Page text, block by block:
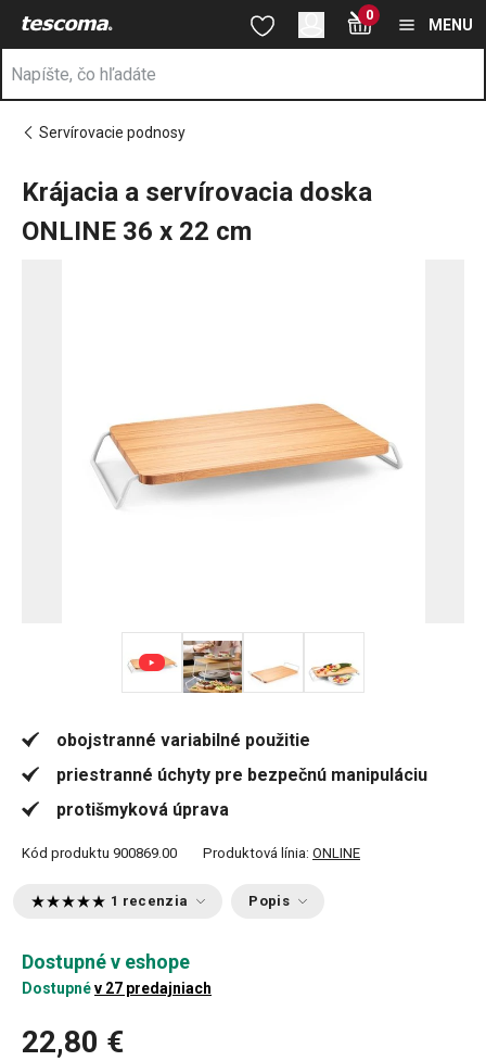
Nachádzate sa na stránke Krájacia a servírovacia doska
Prejsť na hlavný obsah
Prejsť na vyhľadávanie
Prejsť na navigáciu 0
MENU
Servírovacie podnosy
Krájacia a servírovacia doska
ONLINE 36 x 22 cm
obojstranné variabilné použitie
priestranné úchyty pre bezpečnú manipuláciu
protišmyková úprava
Kód produktu 900869.00 Produktová línia: ONLINE
1 recenzia Popis
Dostupné v eshope
Dostupnév 27 predajniach
22,80 €